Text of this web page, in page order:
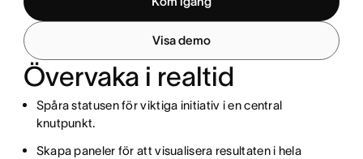
Visa demo
Övervaka i realtid
Spåra statusen för viktiga initiativ i en central
knutpunkt.
Skapa paneler för att visualisera resultaten i hela